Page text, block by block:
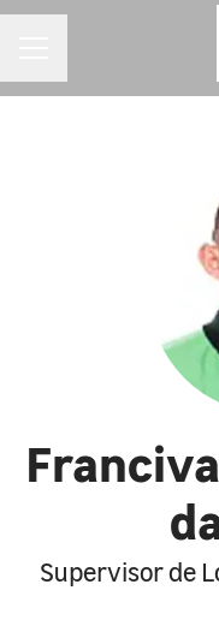
Supervisor de